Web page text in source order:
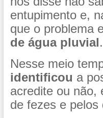
entupimento e,
que o problema
de água pluvial.
Nesse meio
identificou a
acredite ou não,
de fezes e pelos